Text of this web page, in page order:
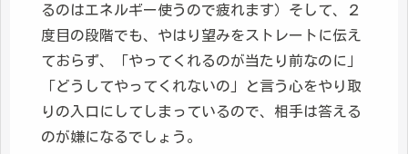
るのはエネルギー使うので疲れます）そして、２
度目の段階でも、やはり望みをストレートに伝え
ておらず、「やってくれるのが当たり前なのに」
「どうしてやってくれないの」と言う心をやり取
りの入口にしてしまっているので、相手は答える
のが嫌になるでしょう。